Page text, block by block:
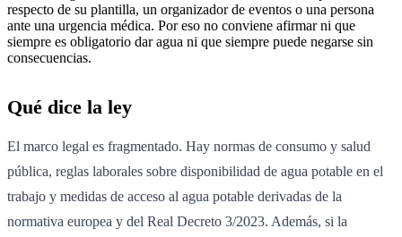
respecto de su plantilla, un organizador de eventos o una persona
ante una urgencia médica. Por eso no conviene afirmar ni que
siempre es obligatorio dar agua ni que siempre puede negarse sin
consecuencias.
Qué dice la ley
El marco legal es fragmentado. Hay normas de consumo y salud
pública, reglas laborales sobre disponibilidad de agua potable en el
trabajo y medidas de acceso al agua potable derivadas de la
normativa europea y del Real Decreto 3/2023. Además, si la